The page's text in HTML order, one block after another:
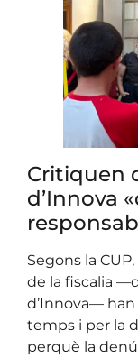
Critiquen
d’Innova
Segons la
de la fiscalia
d’Innova—
temps i per la
perquè la